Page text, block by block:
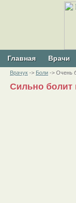
Главная Врачи
Врачук -> Боли -> Очень
Сильно болит